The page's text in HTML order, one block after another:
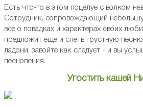
Есть что-то в этом поцелуе с волком
Сотрудник, сопровождающий
все о повадках и характерах своих
предложит еще и спеть грустную
ладони, завойте как следует - и вы
песнопения.
Угостить кашей